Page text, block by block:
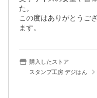
た。
この度はありがとうご
ます。
購入したストア
スタンプ工房 デジはん